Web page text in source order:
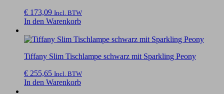
€ 173,09 Incl. BTW
In den Warenkorb
Tiffany Slim Tischlampe schwarz mit Sparkling Peony
€ 255,65 Incl. BTW
In den Warenkorb